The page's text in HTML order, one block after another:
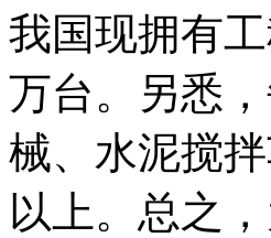
我国现拥有
万台。另悉
械、水泥搅
以上。总之